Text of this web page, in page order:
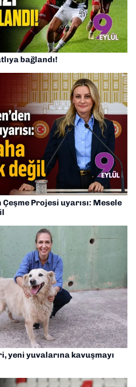
bağlandı!
Çeşme Projesi uyarısı: Mesele
yeni yuvalarına kavuşmayı